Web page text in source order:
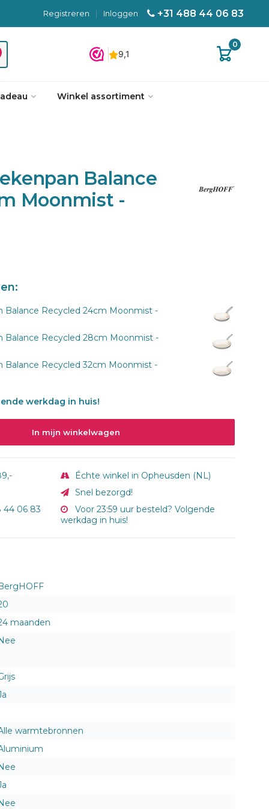
+31 488 44 06 83
Inloggen
|
Registreren
0
Winkel assortiment
Balance
Moonmist -
Balance Recycled 24cm Moonmist -
Balance Recycled 28cm Moonmist -
Balance Recycled 32cm Moonmist -
werkdag in huis!
In mijn winkelwagen
Échte winkel in Opheusden (NL)
Snel bezorgd!
44 06 83
Voor 23:59 uur besteld? Volgende
werkdag in huis!
maanden
warmtebronnen